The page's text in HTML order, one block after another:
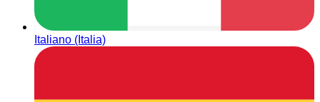
Italiano (Italia)